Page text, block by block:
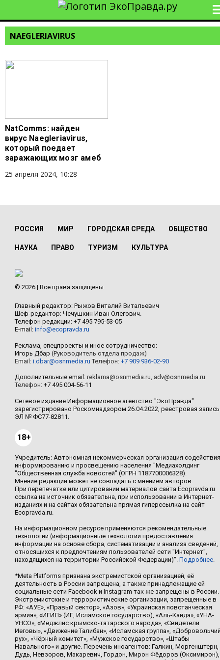
NAEGLERIAVIRUS
NatComms: найден
вирус Naegleriavirus,
который поедает
заражающих мозг амеб
25 апреля 2024, 10:28
РОССИЯ МИР ГОРОДСКАЯ СРЕДА ОБЩЕСТВО
НАУКА ПРАВО ТУРИЗМ КУЛЬТУРА
© 2026 | Все права защищены
Главный редактор: Рыжов Виталий Витальевич
Шеф-редактор: Чечушкин Иван Олегович.
Телефон редакции: +7 495 795-53-05
E-mail: info@ecopravda.ru
Реклама, спецпроекты и иное сотрудничество:
Игорь Дбар (Руководитель отдела продаж)
Email: i.dbar@osnmedia.ru Телефон: +7 909 936-02-90
Дополнительные email: reklama@osnmedia.ru, adv@osnmedia.ru
Телефон: +7 495 004-56-11
Сетевое издание Информационное агентство "ЭкоПравда"
зарегистрировано Роскомнадзором 26.04.2022, реестровая запись
ЭЛ № ФС77-82811.
18+
Учредитель: Автономная некоммерческая организация содействия
информированию и просвещению населения "Медиахолдинг
"Общественная служба новостей" (ОГРН 1187700006328).
Мнение редакции может не совпадать с мнением авторов.
При перепечатке или цитировании материалов сайта Ecopravda.ru
ссылка на источник обязательна, при использовании в Интернет-
изданиях и на сайтах обязательна прямая гиперссылка на сайт
Ecopravda.ru.
На информационном ресурсе применяются рекомендательные
технологии (информационные технологии предоставления
информации на основе сбора, систематизации и анализа сведений,
относящихся к предпочтениям пользователей сети "Интернет",
находящихся на территории Российской Федерации)". Подробнее.
*Meta Platforms признана экстремистской организацией, её
деятельность в России запрещена, а также принадлежащие ей
социальные сети Facebook и Instagram так же запрещены в России.
Экстремистские и террористические организации, запрещенные в
РФ: «АУЕ», «Правый сектор», «Азов», «Украинская повстанческая
армия», «ИГИЛ» (ИГ, Исламское государство), «Аль-Каида», «УНА-
УНСО», «Меджлис крымско-татарского народа», «Свидетели
Иеговы», «Движение Талибан», «Исламская группа»,
рух», «Чёрный комитет», «Мужское государство», «Штабы
Навального» и другие. Перечень иноагентов: Галкин, Моргенштерн,
Дудь, Невзоров, Макаревич, Гордон, Мирон Фёдоров (Оксимирон),